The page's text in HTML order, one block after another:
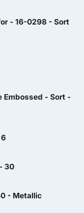
- 16-0298 - Sort
Embossed - Sort -
30
- Metallic